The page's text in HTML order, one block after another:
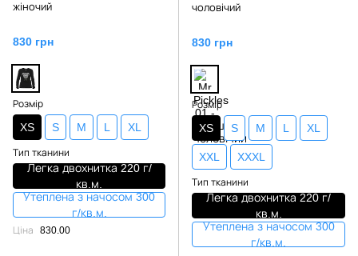
жіночий
830 грн
Розмір
XS S M L XL
Тип тканини
Легка двохнитка 220 г/
кв.м.
Утеплена з начосом 300
г/кв.м.
Ціна 830.00
чоловічий
830 грн
Розмір
XS S M L XL
XXL XXXL
Тип тканини
Легка двохнитка 220 г/
кв.м.
Утеплена з начосом 300
г/кв.м.